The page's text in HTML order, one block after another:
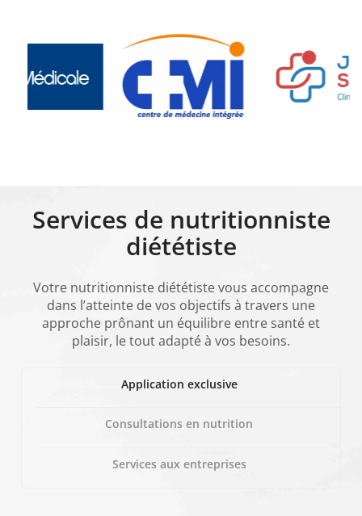
Services de nutritionniste
diététiste
Votre nutritionniste diététiste vous accompagne
dans l’atteinte de vos objectifs à travers une
approche prônant un équilibre entre santé et
plaisir, le tout adapté à vos besoins.
Application exclusive
Consultations en nutrition
Services aux entreprises